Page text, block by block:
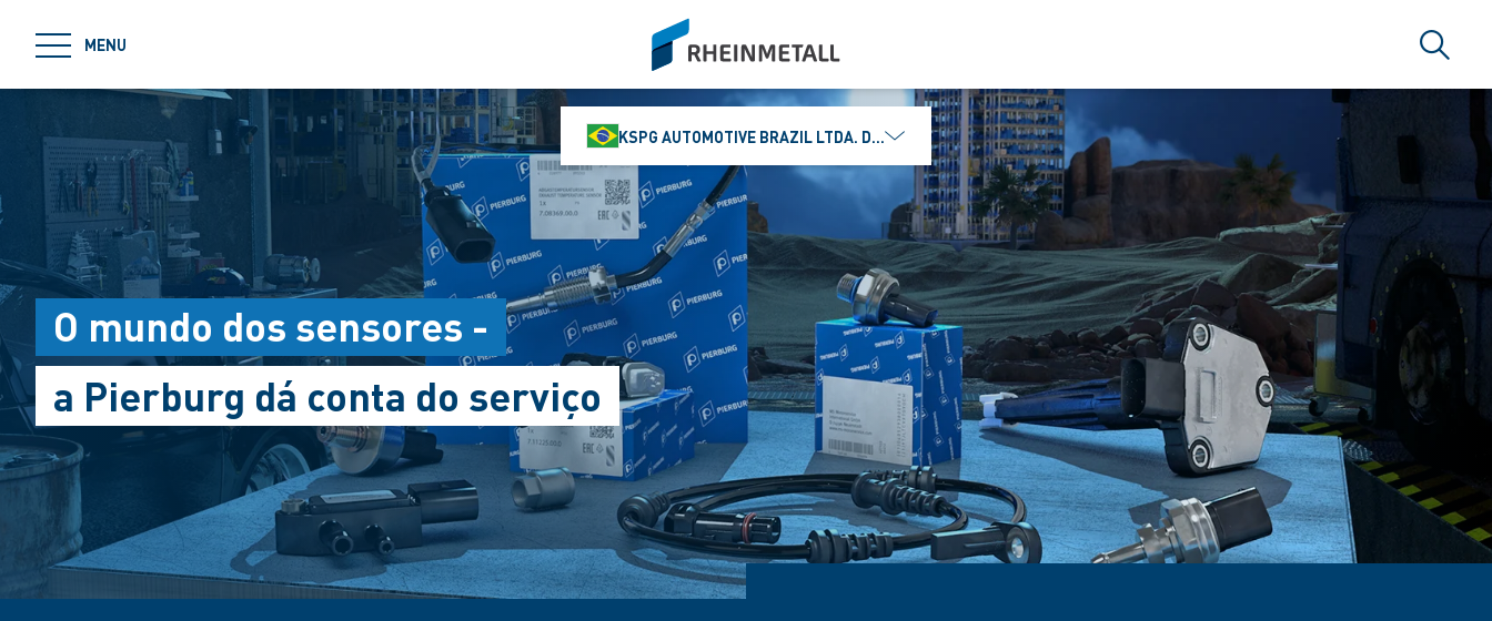
MENU
siteLogo
Busca
KSPG AUTOMOTIVE BRAZIL LTDA. DIVISÃO MS MOTORSERVICE BRAZIL
O mundo dos sensores -
a Pierburg dá conta do serviço